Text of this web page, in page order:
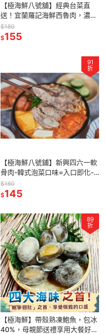
【極海鮮八號舖】經典台菜直
送！宜蘭羅記海鮮西魯肉，濃郁
料多超下飯 🍲小資族的辦桌時
光！一包搞定豪華古早味大餐 ✨
$180
$155
91
折
【極海鮮八號鋪】新興四六一軟
骨肉-韓式泡菜口味=入口即化-
多家電視台,新聞報導-台南在地
美食，一隻豬只有兩條豬軟骨
$160
$145
89
折
【極海鮮】帶殼熟凍鮑魚，包冰
40%，母親節送禮享用大餐好選